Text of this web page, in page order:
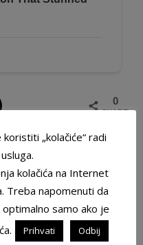
0
SHARES
„kolačiće“ radi
kolačića na Internet
Treba napomenuti da
samo ako je
Prihvati Odbij